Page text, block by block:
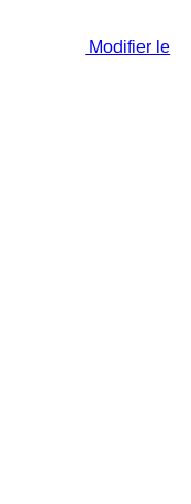
Modifier le